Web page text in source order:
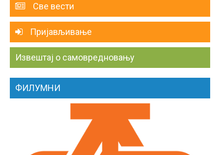
Све вести
Пријављивање
Извештај о самовредновању
ФИЛУМНИ